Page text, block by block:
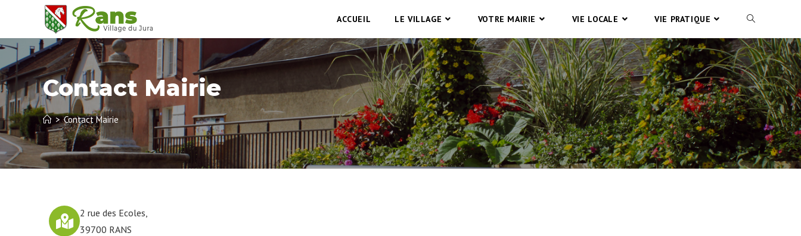
ACCUEIL LE VILLAGE VOTRE MAIRIE VIE LOCALE VIE PRATIQUE
Contact Mairie
> Contact Mairie
2 rue des Ecoles,
39700 RANS